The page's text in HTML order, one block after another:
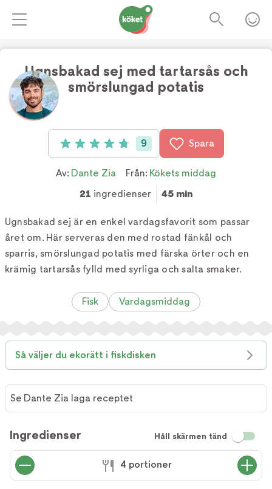
Ugnsbakad sej med tartarsås och
smörslungad potatis
Betyg: 4.8 av 5 (9 röster)
9 Spara
Av: Dante Zia Från: Kökets middag
21 ingredienser 45 min
Ugnsbakad sej är en enkel vardagsfavorit som passar
året om. Här serveras den med rostad fänkål och
sparris, smörslungad potatis med färska örter och en
krämig tartarsås fylld med syrliga och salta smaker.
Fisk Vardagsmiddag
Så väljer du ekorätt i fiskdisken
Dante
Zia laga
receptet
Se Dante Zia laga receptet
Ingredienser Håll skärmen tänd
4 portioner